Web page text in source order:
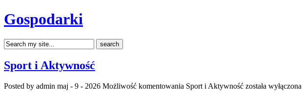
Gospodarki
Sport i Aktywność
Posted by admin maj - 9 - 2026 Możliwość komentowania Sport i Aktywność została wyłączona